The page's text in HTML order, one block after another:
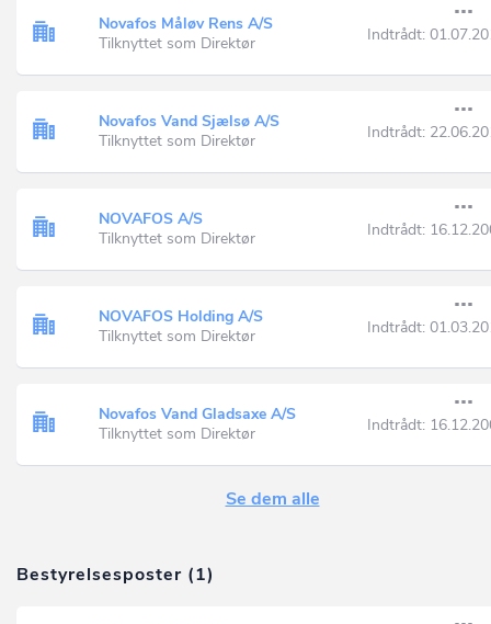
Novafos Måløv Rens A/S
Tilknyttet som Direktør
Indtrådt:
Novafos Vand Sjælsø A/S
Tilknyttet som Direktør
Indtrådt:
NOVAFOS A/S
Tilknyttet som Direktør
Indtrådt:
NOVAFOS Holding A/S
Tilknyttet som Direktør
Indtrådt:
Novafos Vand Gladsaxe A/S
Tilknyttet som Direktør
Indtrådt:
Se dem alle
Bestyrelsesposter (1)